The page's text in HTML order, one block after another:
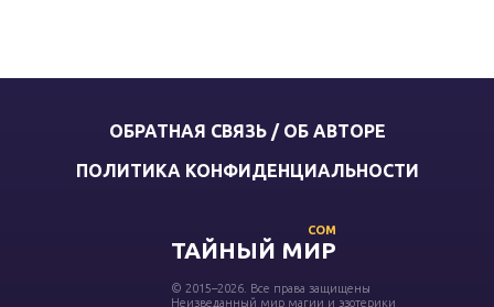
ОБРАТНАЯ СВЯЗЬ / ОБ АВТОРЕ
ПОЛИТИКА КОНФИДЕНЦИАЛЬНОСТИ
ТАЙНЫЙ МИР
COM
© 2015–2026. Все права защищены
Неизведанный мир магии и эзотерики